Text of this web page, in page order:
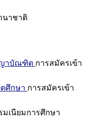
นาชาติ
ญาบัณฑิต การสมัครเข้า
ศึกษา การสมัครเข้า
มเนียมการศึกษา